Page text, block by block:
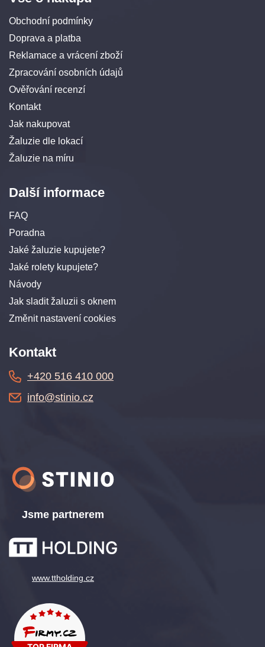
Obchodní podmínky
Doprava a platba
Reklamace a vrácení zboží
Zpracování osobních údajů
Ověřování recenzí
Kontakt
Jak nakupovat
Žaluzie dle lokací
Žaluzie na míru
Další informace
FAQ
Poradna
Jaké žaluzie kupujete?
Jaké rolety kupujete?
Návody
Jak sladit žaluzii s oknem
Změnit nastavení cookies
Jsme partnerem
www.ttholding.cz
Kontakt
+420 516 410 000
info@stinio.cz